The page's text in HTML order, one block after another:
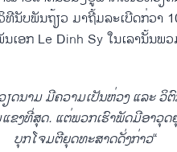
ນັບ​ພັນຖ້ຽວ ມາຖີ້ມລະ​ເບີດ​ກ່ວາ
ເອກ Le Dinh Syໃນ​ເລານັ້ນພ
ດນາມ ​ມີ​ຄວາມ​​ເປັນ​ຫ່ວງ ​ແລະ
ຂງທີ່​ສຸດ.​ ແຕ່​ພວ​ກເຮົາ​ພັດມີ​ອາວຸ
ບຸກ​ໂຈມ​ຕີ​ຍຸດ​ທະ​ສາດ​ດັ່ງກ່າວ“